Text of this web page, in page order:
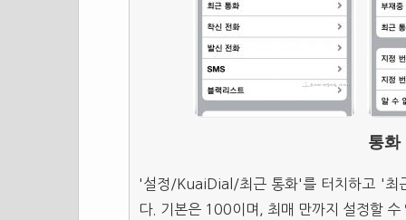
통화
'설정/KuaiDial/최근 통화'를 터치하고 '최
다. 기본은 100이며, 최매 만까지 설정할 수